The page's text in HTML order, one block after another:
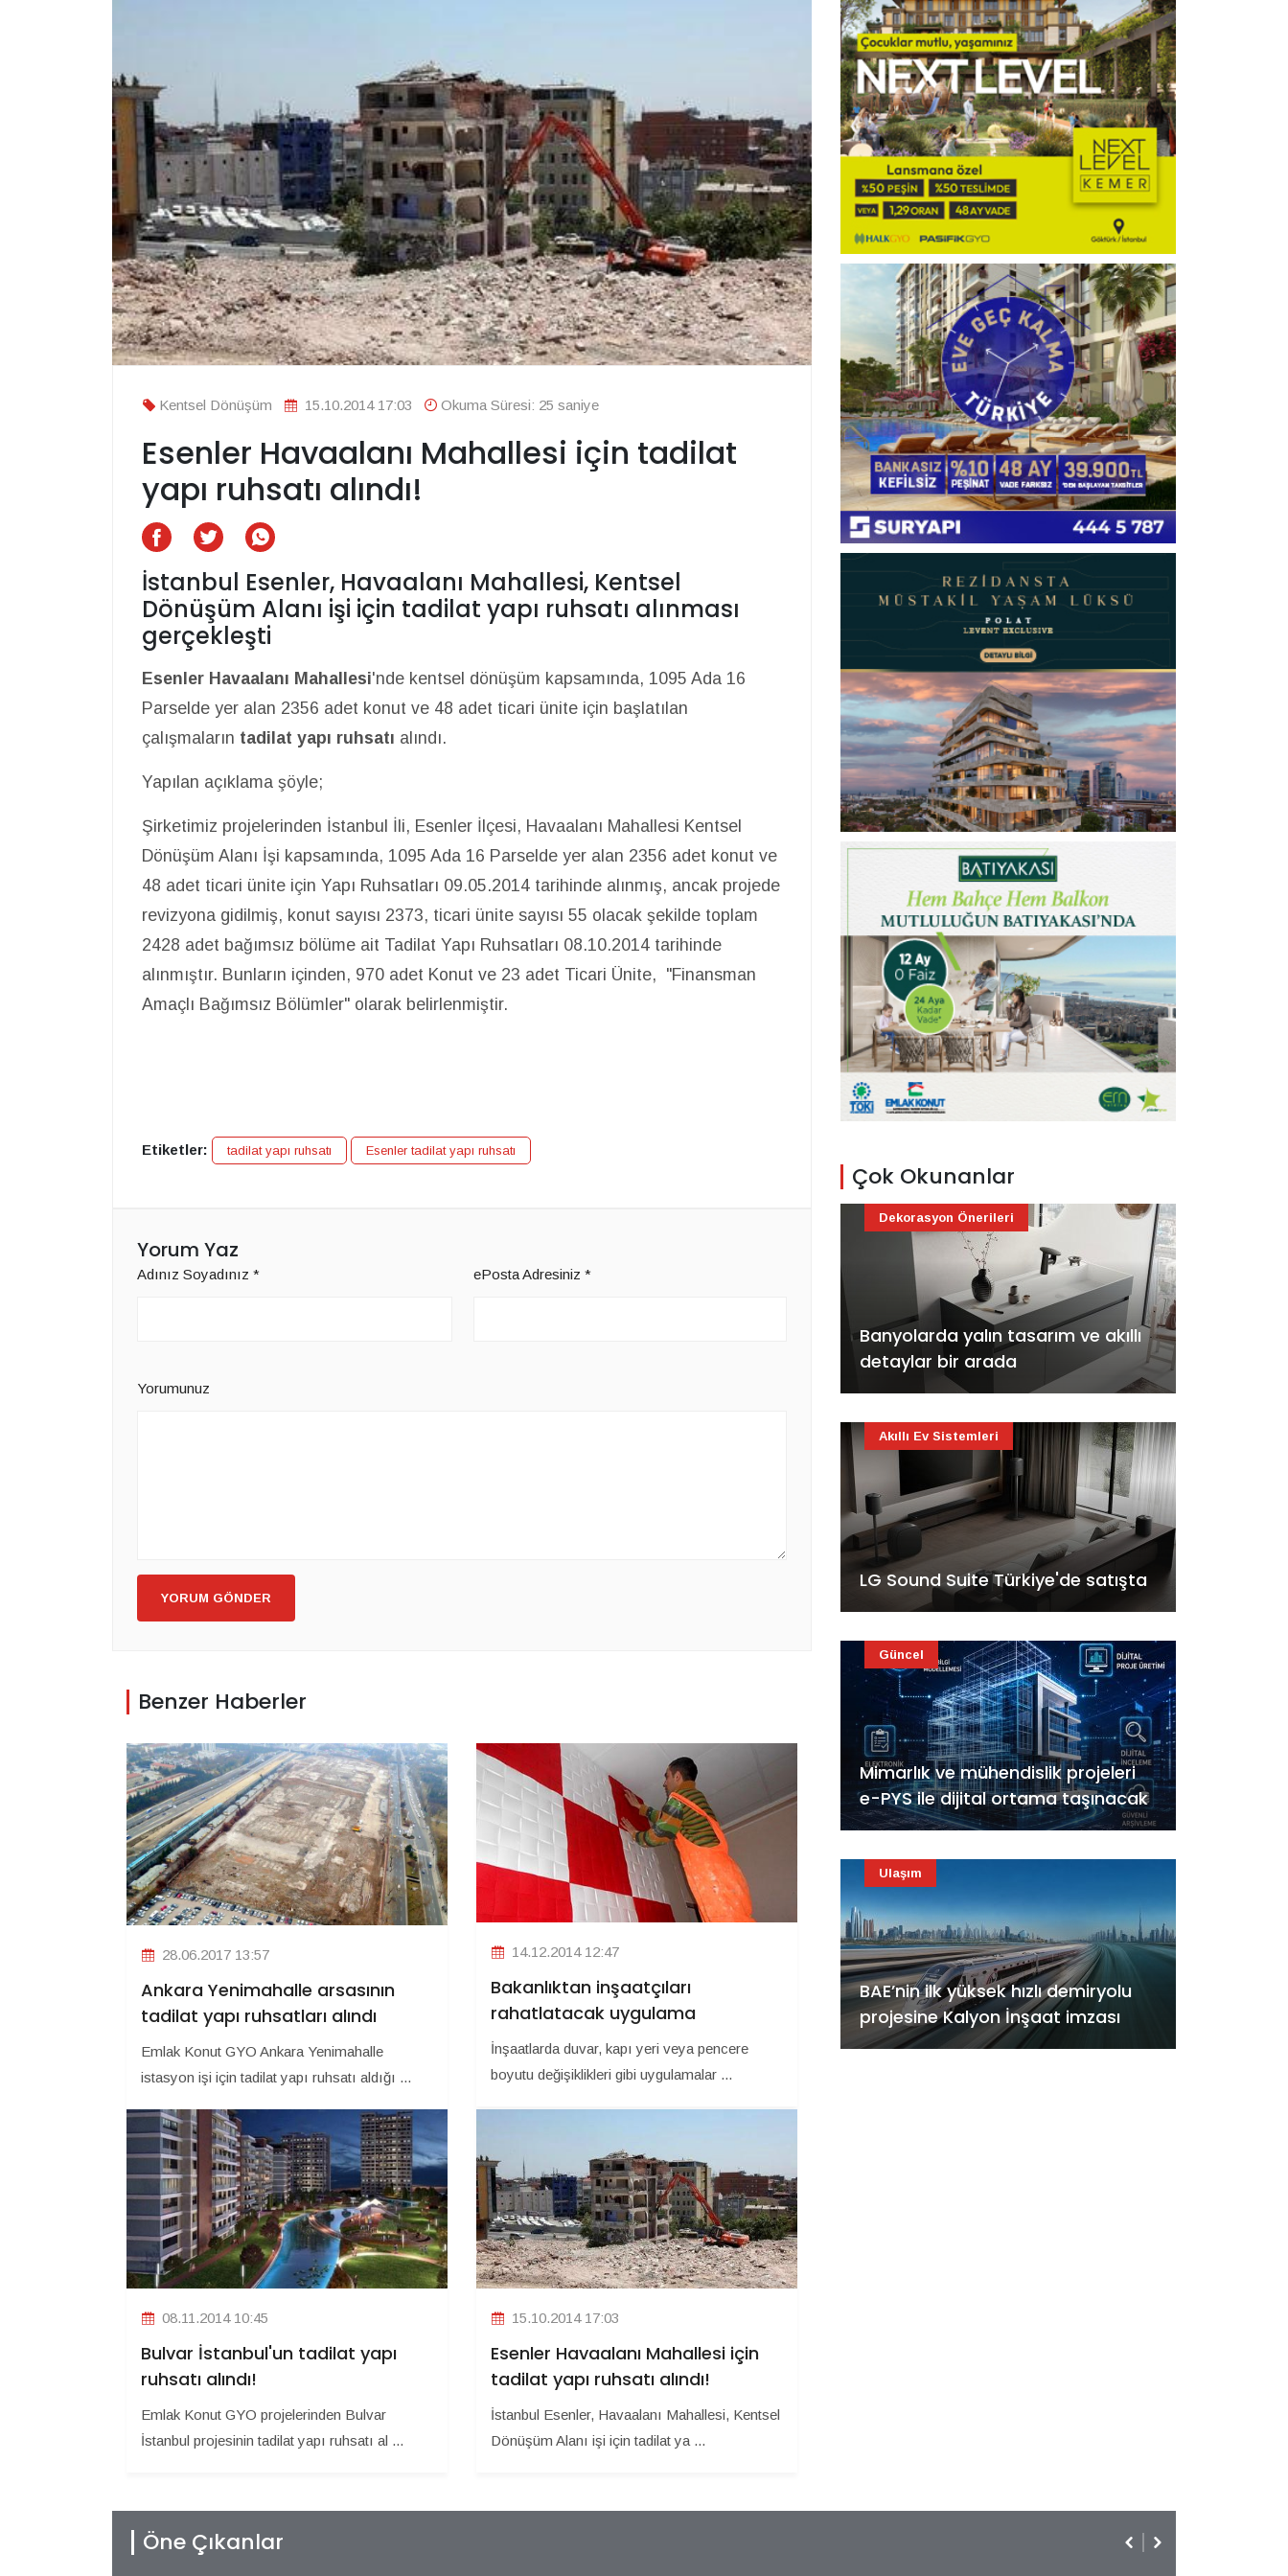
Kentsel Dönüşüm 15.10.2014 17:03 Okuma Süresi: 25 saniye
Esenler Havaalanı Mahallesi için tadilat
yapı ruhsatı alındı!
İstanbul Esenler, Havaalanı Mahallesi, Kentsel
Dönüşüm Alanı işi için tadilat yapı ruhsatı alınması
gerçekleşti
Esenler Havaalanı Mahallesi'nde kentsel dönüşüm kapsamında, 1095 Ada 16
Parselde yer alan 2356 adet konut ve 48 adet ticari ünite için başlatılan
çalışmaların tadilat yapı ruhsatı alındı.
Yapılan açıklama şöyle;
Şirketimiz projelerinden İstanbul İli, Esenler İlçesi, Havaalanı Mahallesi Kentsel
Dönüşüm Alanı İşi kapsamında, 1095 Ada 16 Parselde yer alan 2356 adet konut ve
48 adet ticari ünite için Yapı Ruhsatları 09.05.2014 tarihinde alınmış, ancak projede
revizyona gidilmiş, konut sayısı 2373, ticari ünite sayısı 55 olacak şekilde toplam
2428 adet bağımsız bölüme ait Tadilat Yapı Ruhsatları 08.10.2014 tarihinde
alınmıştır. Bunların içinden, 970 adet Konut ve 23 adet Ticari Ünite, "Finansman
Amaçlı Bağımsız Bölümler" olarak belirlenmiştir.
Etiketler: tadilat yapı ruhsatı Esenler tadilat yapı ruhsatı
Yorum Yaz
Adınız Soyadınız * ePosta Adresiniz *
Yorumunuz
YORUM GÖNDER
Benzer Haberler
28.06.2017 13:57
Ankara Yenimahalle arsasının
tadilat yapı ruhsatları alındı
Emlak Konut GYO Ankara Yenimahalle
istasyon işi için tadilat yapı ruhsatı aldığı ...
14.12.2014 12:47
Bakanlıktan inşaatçıları
rahatlatacak uygulama
İnşaatlarda duvar, kapı yeri veya pencere
boyutu değişiklikleri gibi uygulamalar ...
08.11.2014 10:45
Bulvar İstanbul'un tadilat yapı
ruhsatı alındı!
Emlak Konut GYO projelerinden Bulvar
İstanbul projesinin tadilat yapı ruhsatı al ...
15.10.2014 17:03
Esenler Havaalanı Mahallesi için
tadilat yapı ruhsatı alındı!
İstanbul Esenler, Havaalanı Mahallesi, Kentsel
Dönüşüm Alanı işi için tadilat ya ...
Çok Okunanlar
Banyolarda yalın tasarım ve akıllı
detaylar bir arada
Dekorasyon Önerileri
LG Sound Suite Türkiye'de satışta
Akıllı Ev Sistemleri
Mimarlık ve mühendislik projeleri
e-PYS ile dijital ortama taşınacak
Güncel
BAE’nin ilk yüksek hızlı demiryolu
projesine Kalyon İnşaat imzası
Ulaşım
Öne Çıkanlar